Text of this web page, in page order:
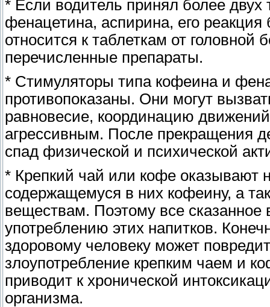
* Если водитель принял более двух
фенацетина, аспирина, его
относится к таблеткам от
перечисленные препараты.
* Стимуляторы типа кофеина и
противопоказаны. Они могут
равновесие, координацию
агрессивным. После прекращения
спад физической и психической
* Крепкий чай или кофе оказывают
содержащемуся в них кофеину, а
веществам. Поэтому все
употреблению этих напитков.
здоровому человеку может
злоупотребление крепким чаем и
приводит к хронической
организма.